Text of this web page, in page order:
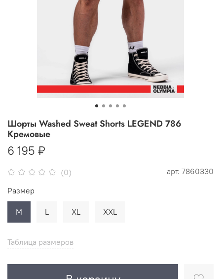
(0) арт. 7860330
Шорты Washed Sweat Shorts LEGEND 786
Кремовые
6 195 ₽
Таблица размеров
Размер
M L XL XXL